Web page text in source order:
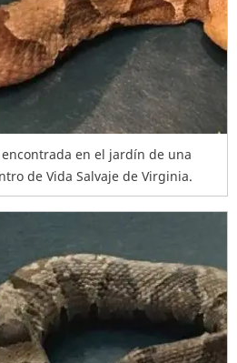
en el jardín de una
de Vida Salvaje de Virginia.